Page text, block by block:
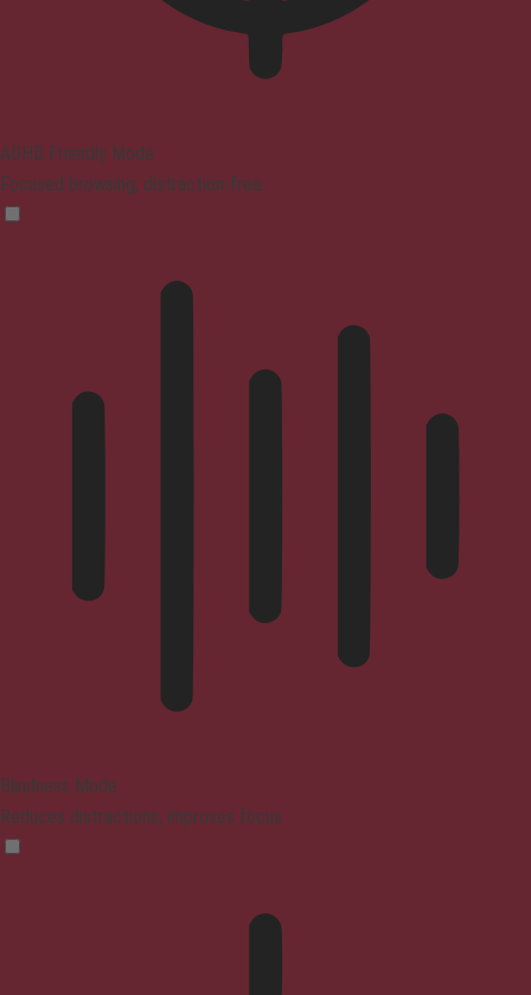
ADHD Friendly Mode
Focused browsing, distraction-free
Blindness Mode
Reduces distractions, improves focus